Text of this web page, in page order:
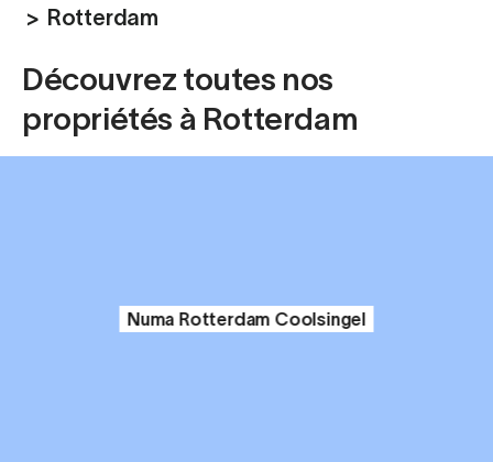
> Rotterdam
Découvrez toutes nos
propriétés à Rotterdam
Numa Rotterdam Coolsingel